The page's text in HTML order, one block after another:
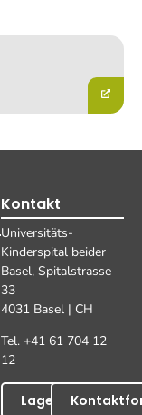
Kontakt
Universitäts-
Kinderspital beider
Basel, Spitalstrasse
33
4031 Basel | CH
Tel. +41 61 704 12
12
Lageplan